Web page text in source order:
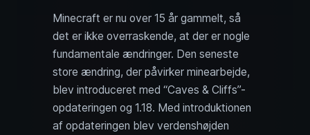
Minecraft er nu over 15 år gammelt, så
det er ikke overraskende, at der er nogle
fundamentale ændringer. Den seneste
store ændring, der påvirker minearbejde,
blev introduceret med “Caves & Cliffs”-
opdateringen og 1.18. Med introduktionen
af opdateringen blev verdenshøjden